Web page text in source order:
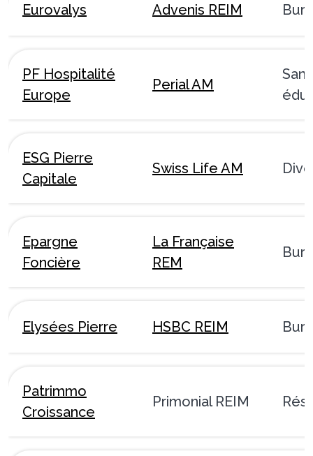
Eurovalys Advenis REIM
PF Hospitalité
Europe
Perial AM
ESG Pierre
Capitale
Swiss Life AM
Epargne
Foncière
La Française
REM
Elysées Pierre HSBC REIM
Patrimmo
Croissance
Primonial REIM